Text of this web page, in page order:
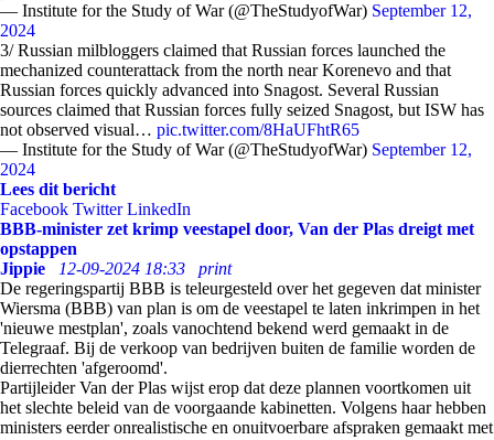
— Institute for the Study of War (@TheStudyofWar) September 12,
2024
3/ Russian milbloggers claimed that Russian forces launched the
mechanized counterattack from the north near Korenevo and that
Russian forces quickly advanced into Snagost. Several Russian
sources claimed that Russian forces fully seized Snagost, but ISW has
not observed visual… pic.twitter.com/8HaUFhtR65
— Institute for the Study of War (@TheStudyofWar) September 12,
2024
Lees dit bericht
Facebook Twitter LinkedIn
BBB-minister zet krimp veestapel door, Van der Plas dreigt met
opstappen
Jippie
12-09-2024 18:33
print
De regeringspartij BBB is teleurgesteld over het gegeven dat minister
Wiersma (BBB) van plan is om de veestapel te laten inkrimpen in het
'nieuwe mestplan', zoals vanochtend bekend werd gemaakt in de
Telegraaf. Bij de verkoop van bedrijven buiten de familie worden de
dierrechten 'afgeroomd'.
Partijleider Van der Plas wijst erop dat deze plannen voortkomen uit
het slechte beleid van de voorgaande kabinetten. Volgens haar hebben
ministers eerder onrealistische en onuitvoerbare afspraken gemaakt met